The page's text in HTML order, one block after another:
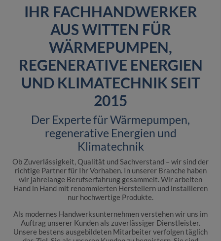
IHR FACHHANDWERKER
AUS WITTEN FÜR
WÄRMEPUMPEN,
REGENERATIVE ENERGIEN
UND KLIMATECHNIK SEIT
2015
Der Experte für Wärmepumpen,
regenerative Energien und
Klimatechnik
Ob Zuverlässigkeit, Qualität und Sachverstand – wir sind der
richtige Partner für Ihr Vorhaben. In unserer Branche haben
wir jahrelange Berufserfahrung gesammelt. Wir arbeiten
Hand in Hand mit renommierten Herstellern und installieren
nur hochwertige Produkte.
Als modernes Handwerksunternehmen verstehen wir uns im
Auftrag unserer Kunden als zuverlässiger Dienstleister.
Unsere bestens ausgebildeten Mitarbeiter verfolgen täglich